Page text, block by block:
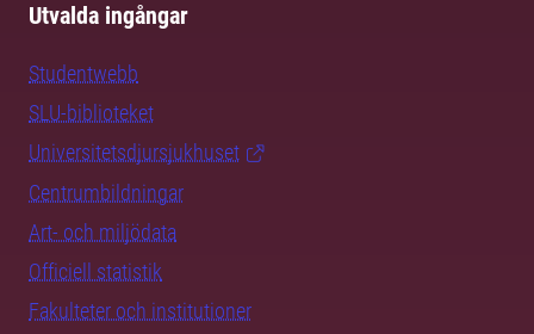
Utvalda ingångar
Studentwebb
SLU-biblioteket
Universitetsdjursjukhuset
Centrumbildningar
Art- och miljödata
Officiell statistik
Fakulteter och institutioner